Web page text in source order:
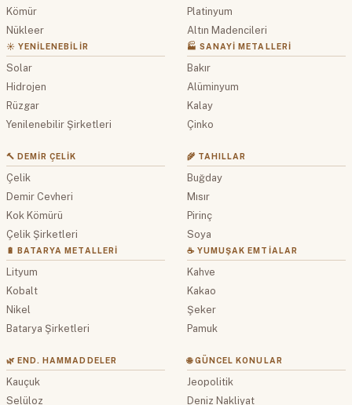
Kömür
Nükleer
☀️ YENILENEBILIR
Solar
Hidrojen
Rüzgar
Yenilenebilir Şirketleri
Platinyum
Altın Madencileri
🏭 SANAYI METALLERI
Bakır
Alüminyum
Kalay
Çinko
🔨 DEMIR ÇELIK
Çelik
Demir Cevheri
Kok Kömürü
Çelik Şirketleri
🔋 BATARYA METALLERI
Lityum
Kobalt
Nikel
Batarya Şirketleri
🌾 TAHILLAR
Buğday
Mısır
Pirinç
Soya
☕ YUMUŞAK EMTIALAR
Kahve
Kakao
Şeker
Pamuk
🌿 END. HAMMADDELER
Kauçuk
Selüloz
🌐 GÜNCEL KONULAR
Jeopolitik
Deniz Nakliyat